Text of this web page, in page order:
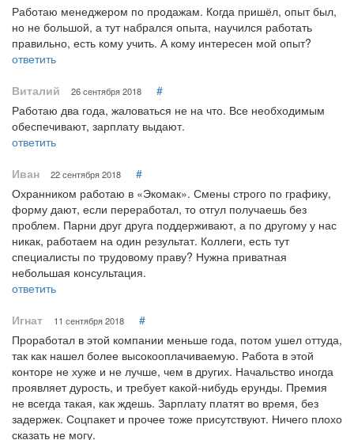
Работаю менеджером по продажам. Когда пришёл, опыт был,
но не большой, а тут набрался опыта, научился работать
правильно, есть кому учить. А кому интересен мой опыт?
ответить
Виталий
26 сентября 2018
#
Работаю два года, жаловаться не на что. Все необходимым
обеспечивают, зарплату выдают.
ответить
Иван
22 сентября 2018
#
Охранником работаю в «Экомак». Смены строго по графику,
форму дают, если переработал, то отгул получаешь без
проблем. Парни друг друга поддерживают, а по другому у нас
никак, работаем на один результат. Коллеги, есть тут
специалисты по трудовому праву? Нужна приватная
небольшая консультация.
ответить
Игнат
11 сентября 2018
#
Проработал в этой компании меньше года, потом ушел оттуда,
так как нашел более высокооплачиваемую. Работа в этой
конторе не хуже и не лучше, чем в других. Начальство иногда
проявляет дурость, и требует какой-нибудь ерунды. Премия
не всегда такая, как ждешь. Зарплату платят во время, без
задержек. Соцпакет и прочее тоже присутствуют. Ничего плохо
сказать не могу.